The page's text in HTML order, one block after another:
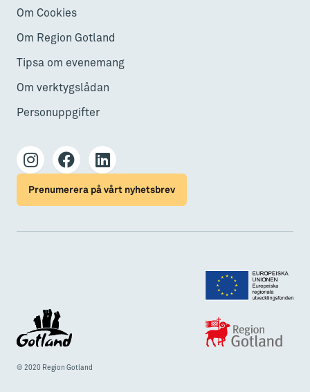
Om Cookies
Om Region Gotland
Tipsa om evenemang
Om verktygslådan
Personuppgifter
Prenumerera på vårt nyhetsbrev
© 2020 Region Gotland